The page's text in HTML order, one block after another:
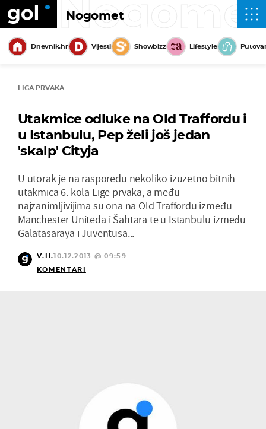
Nogomet
Dnevnik.hr Vijesti Showbizz Lifestyle
LIGA PRVAKA
Utakmice odluke na Old Traffordu i
u Istanbulu, Pep želi još jedan
'skalp' Cityja
U utorak je na rasporedu nekoliko izuzetno bitnih
utakmica 6. kola Lige prvaka, a među
najzanimljivijima su ona na Old Traffordu između
Manchester Uniteda i Šahtara te u Istanbulu između
Galatasaraya i Juventusa...
V.H.10.12.2013 @ 09:59
KOMENTARI